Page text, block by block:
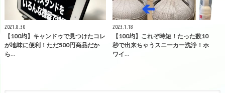
2021.8.30
【100均】キャンドゥで見つけたコレ
が地味に便利！ただ500円商品だか
ら…
2023.1.18
【100均】これぞ時短！たった数10
秒で出来ちゃうスニーカー洗浄！ホ
ワイ…